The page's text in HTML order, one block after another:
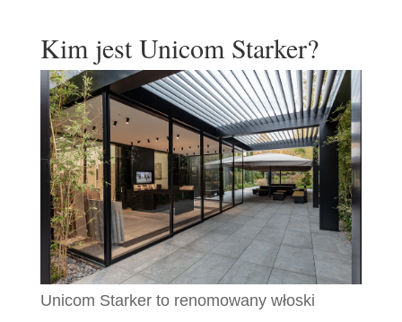
Kim jest Unicom Starker?
Unicom Starker to renomowany włoski